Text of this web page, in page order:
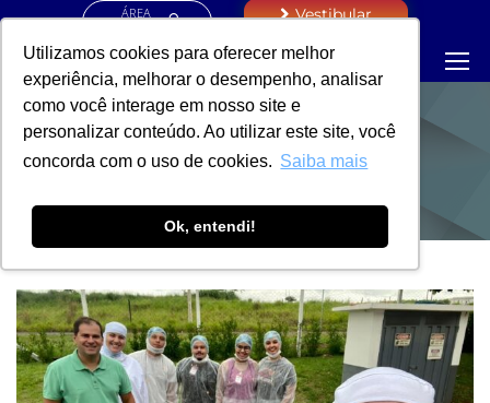
Utilizamos cookies para oferecer melhor
experiência, melhorar o desempenho, analisar
como você interage em nosso site e
personalizar conteúdo. Ao utilizar este site, você
concorda com o uso de cookies. Saiba mais
Ok, entendi!
ÁREA
Vestibular
NOTÍCIAS